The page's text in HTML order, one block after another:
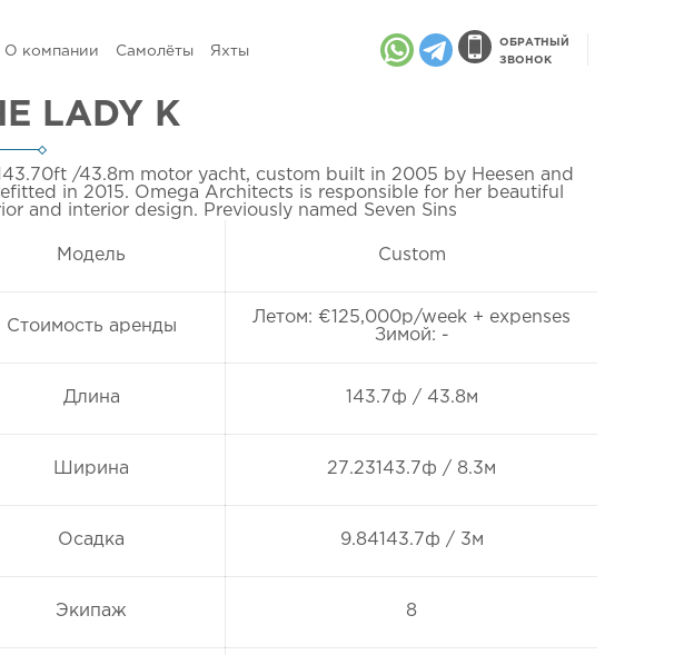
О компании Самолёты Яхты
ОБРАТНЫЙ
ЗВОНОК
LADY K
/43.8m motor yacht, custom built in 2005 by Heesen and
in 2015. Omega Architects is responsible for her beautiful
and interior design. Previously named Seven Sins
Модель Custom
Стоимость аренды
Летом: €125,000p/week + expenses
Зимой: -
Длина 143.7ф / 43.8м
Ширина 27.23143.7ф / 8.3м
Осадка 9.84143.7ф / 3м
Экипаж 8